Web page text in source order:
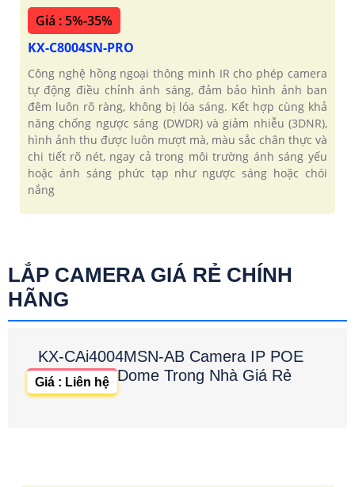
Giá : 5%-35%
KX-C8004SN-PRO
Công nghệ hồng ngoại thông minh IR cho phép camera
tự động điều chỉnh ánh sáng, đảm bảo hình ảnh ban
đêm luôn rõ ràng, không bị lóa sáng. Kết hợp cùng khả
năng chống ngược sáng (DWDR) và giảm nhiễu (3DNR),
hình ảnh thu được luôn mượt mà, màu sắc chân thực và
chi tiết rõ nét, ngay cả trong môi trường ánh sáng yếu
hoặc ánh sáng phức tạp như ngược sáng hoặc chói
nắng
LẮP CAMERA GIÁ RẺ CHÍNH
HÃNG
KX-CAi4004MSN-AB Camera IP POE
Dome Trong Nhà Giá Rẻ
Giá : Liên hệ